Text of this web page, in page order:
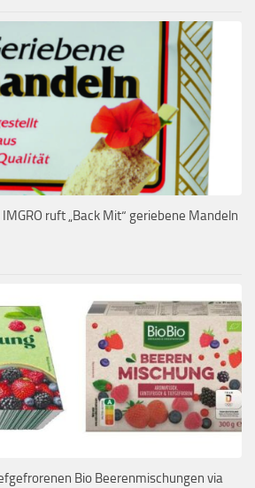
ruft „Back Mit“ geriebene Mandeln
Bio Beerenmischungen via